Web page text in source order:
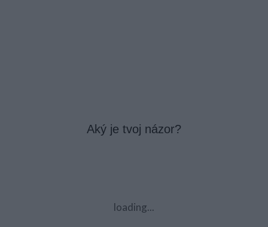
Aký je tvoj názor?
loading...